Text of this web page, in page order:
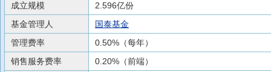
成立规模
2.596亿份
基金管理人
国泰基金
管理费率
0.50%（每年）
销售服务费率
0.20%（前端）